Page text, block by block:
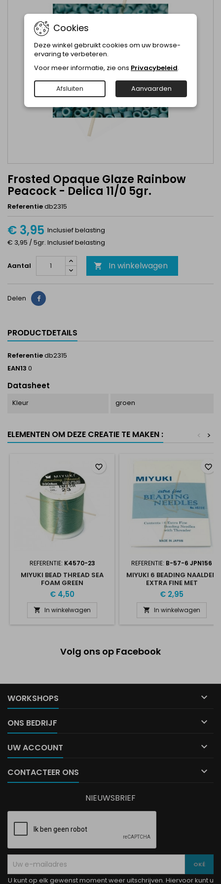
Frosted Opaque Glaze Rainbow
Peacock - Delica 11/0 5gr.
Referentiedb2315
€ 3,95 Inclusief belasting
€ 3,95 / 5gr. Inclusief belasting
Aantal  In winkelwagen
Delen Delen
PRODUCTDETAILS
Referentiedb2315
EAN13 0
Datasheet
Kleur groen
ELEMENTEN OM DEZE CREATIE TE MAKEN : >
<
REFERENTIE: K4570-23
MIYUKI BEAD THREAD SEA
FOAM GREEN
€ 4,50
 In winkelwagen
favorite_border
REFERENTIE: B-57-6 JPN156
MIYUKI 6 BEADING NAALDEN
EXTRA FINE MET
DRAADSTEKER
€ 2,95
 In winkelwagen
favorite_border
Volg ons op Facebook
WORKSHOPS 
ONS BEDRIJF 
UW ACCOUNT 
CONTACTEER ONS 
Cookies
Deze winkel gebruikt cookies om uw browse-
ervaring te verbeteren.
Voor meer informatie, zie ons Privacybeleid.
Afsluiten Aanvaarden
NIEUWSBRIEF
U kunt op elk gewenst moment weer uitschrijven. Hiervoor kunt u